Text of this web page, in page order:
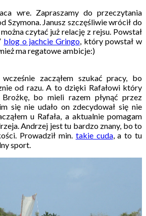
wre. Zapraszamy do przeczytania
Szymona. Janusz szczęśliwie wrócił do
czytać już relację z rejsu. Powstał
blog o jachcie Gringo, który powstał w
ma regatowe ambicje:)
zacząłem szukać pracy, bo
od razu. A to dzięki Rafałowi który
bo mieli razem płynąć przez
się nie udało on zdecydował się nie
u Rafała, a aktualnie pomagam
Andrzej jest tu bardzo znany, bo to
Prowadził min. takie cuda, a to tu
sport.